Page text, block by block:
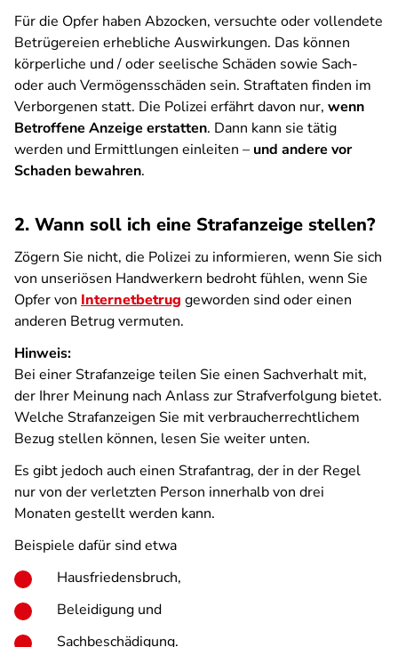
Für die Opfer haben Abzocken, versuchte oder vollendete
Betrügereien erhebliche Auswirkungen. Das können
körperliche und / oder seelische Schäden sowie Sach-
oder auch Vermögensschäden sein. Straftaten finden im
Verborgenen statt. Die Polizei erfährt davon nur, wenn
Betroffene Anzeige erstatten. Dann kann sie tätig
werden und Ermittlungen einleiten – und andere vor
Schaden bewahren.
2. Wann soll ich eine Strafanzeige stellen?
Zögern Sie nicht, die Polizei zu informieren, wenn Sie sich
von unseriösen Handwerkern bedroht fühlen, wenn Sie
Opfer von Internetbetrug geworden sind oder einen
anderen Betrug vermuten.
Hinweis:
Bei einer Strafanzeige teilen Sie einen Sachverhalt mit,
der Ihrer Meinung nach Anlass zur Strafverfolgung bietet.
Welche Strafanzeigen Sie mit verbraucherrechtlichem
Bezug stellen können, lesen Sie weiter unten.
Es gibt jedoch auch einen Strafantrag, der in der Regel
nur von der verletzten Person innerhalb von drei
Monaten gestellt werden kann.
Beispiele dafür sind etwa
Hausfriedensbruch,
Beleidigung und
Sachbeschädigung.